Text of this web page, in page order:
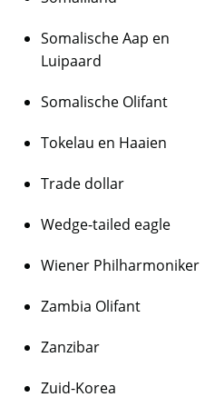
Somalische Aap en
Luipaard
Somalische Olifant
Tokelau en Haaien
Trade dollar
Wedge-tailed eagle
Wiener Philharmoniker
Zambia Olifant
Zanzibar
Zuid-Korea